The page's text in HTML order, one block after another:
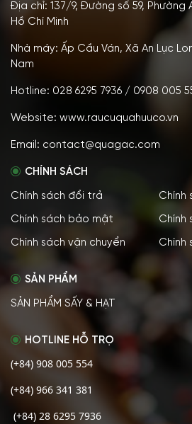
Địa chỉ: 137/9, Đường số 59, Phường
Hồ Chí Minh
Nhà máy: Ấp Cầu Ván, Xã An Lục
Nam
Hotline: 028 6295 7936 / 0908 005
Website: www.raucuquahuuco.vn
Email: contact@quagac.com
CHÍNH SÁCH
Chính sách đổi trả Chính
Chính sách bảo mật Chính
Chính sách vận chuyển Chính
SẢN PHẨM
SẢN PHẨM SẤY & HẠT
HOTLINE HỖ TRỌ
(+84) 908 005 554
(+84) 966 341 381
(+84) 28 6295 7936